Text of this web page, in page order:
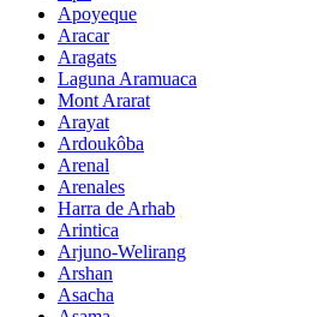
Apoyeque
Aracar
Aragats
Laguna Aramuaca
Mont Ararat
Arayat
Ardoukôba
Arenal
Arenales
Harra de Arhab
Arintica
Arjuno-Welirang
Arshan
Asacha